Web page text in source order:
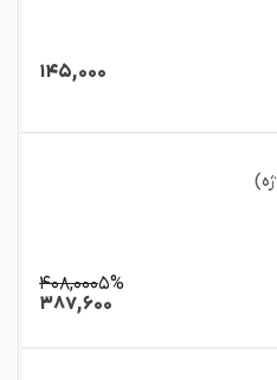
۱۴۵,۰۰۰
۴۰۸,۰۰۰۵%
۳۸۷,۶۰۰